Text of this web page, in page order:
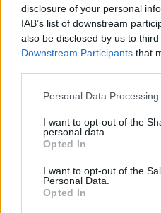
disclosure of your personal
IAB’s list of downstream
also be disclosed by us to
Downstream Participants that
Personal Data
I want to opt-out of the
personal data.
Opted In
I want to opt-out of the
Personal Data.
Opted In
Επιπλέον, έχουν
αντικαταστάσεις και
γίνει 30.000 ανανεώσεις
μετά από κλοπή ή
καλοκαίρι που
μεταβίβασης στο
8.500 πράξεις